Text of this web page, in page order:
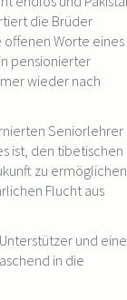
die Brüder
offenen Worte eines
pensionierter
wieder nach
Seniorlehrer
ist, den tibetischen
zu
Flucht aus
und eine
in die